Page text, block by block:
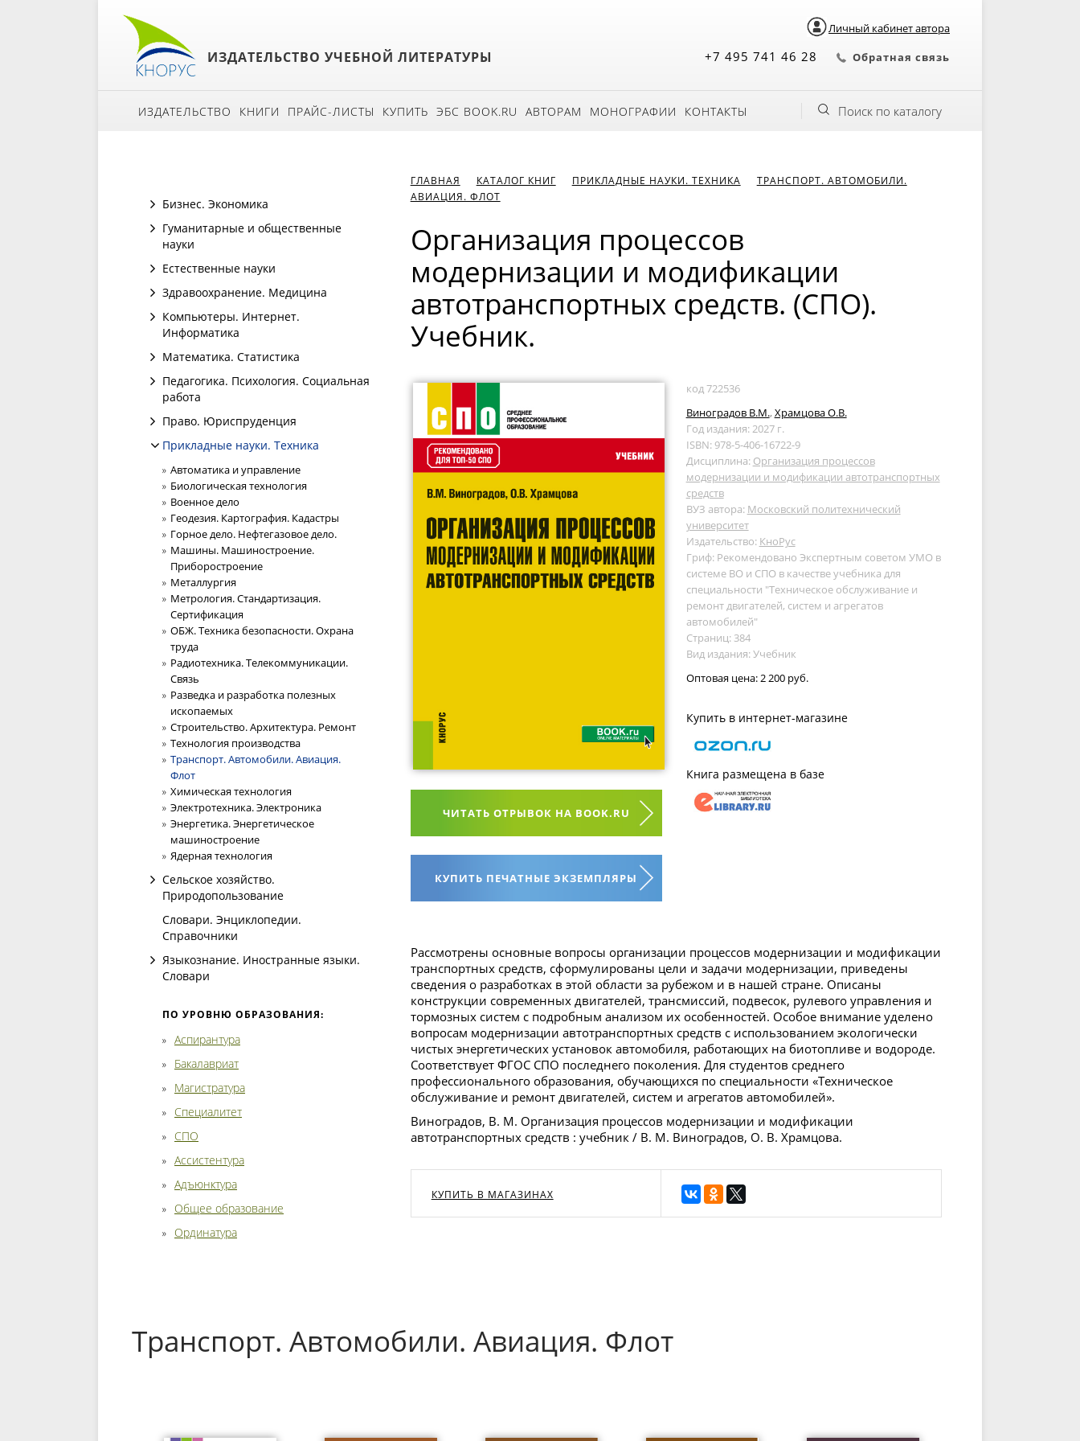
Личный кабинет автора
ИЗДАТЕЛЬСТВО УЧЕБНОЙ ЛИТЕРАТУРЫ +7 495 741 46 28 Обратная связь
ИЗДАТЕЛЬСТВО КНИГИ ПРАЙС-ЛИСТЫ КУПИТЬ ЭБС BOOK.RU АВТОРАМ МОНОГРАФИИ КОНТАКТЫ Поиск по каталогу
Бизнес. Экономика
Гуманитарные и общественные
науки
Естественные науки
Здравоохранение. Медицина
Компьютеры. Интернет.
Информатика
Математика. Статистика
Педагогика. Психология. Социальная
работа
Право. Юриспруденция
Прикладные науки. Техника
Автоматика и управление
Биологическая технология
Военное дело
Геодезия. Картография. Кадастры
Горное дело. Нефтегазовое дело.
Машины. Машиностроение.
Приборостроение
Металлургия
Метрология. Стандартизация.
Сертификация
ОБЖ. Техника безопасности. Охрана
труда
Радиотехника. Телекоммуникации.
Связь
Разведка и разработка полезных
ископаемых
Строительство. Архитектура. Ремонт
Технология производства
Транспорт. Автомобили. Авиация.
Флот
Химическая технология
Электротехника. Электроника
Энергетика. Энергетическое
машиностроение
Ядерная технология
Сельское хозяйство.
Природопользование
Словари. Энциклопедии.
Справочники
Языкознание. Иностранные языки.
Словари
ПО УРОВНЮ ОБРАЗОВАНИЯ:
Аспирантура
Бакалавриат
Магистратура
Специалитет
СПО
Ассистентура
Адъюнктура
Общее образование
Ординатура
ГЛАВНАЯ КАТАЛОГ КНИГ ПРИКЛАДНЫЕ НАУКИ. ТЕХНИКА
ТРАНСПОРТ. АВТОМОБИЛИ.
АВИАЦИЯ. ФЛОТ
Организация процессов
модернизации и модификации
автотранспортных средств. (СПО).
Учебник.
ЧИТАТЬ ОТРЫВОК НА BOOK.RU
КУПИТЬ ПЕЧАТНЫЕ ЭКЗЕМПЛЯРЫ
код 722536
Виноградов В.М., Храмцова О.В.
Год издания: 2027 г.
ISBN: 978-5-406-16722-9
Дисциплина: Организация процессов
модернизации и модификации автотранспортных
средств
ВУЗ автора: Московский политехнический
университет
Издательство: КноРус
Гриф: Рекомендовано Экспертным советом УМО в
системе ВО и СПО в качестве учебника для
специальности "Техническое обслуживание и
ремонт двигателей, систем и агрегатов
автомобилей"
Страниц: 384
Вид издания: Учебник
Оптовая цена:2 200 руб.
Купить в интернет-магазине
Книга размещена в базе
Рассмотрены основные вопросы организации процессов модернизации и модификации
транспортных средств, сформулированы цели и задачи модернизации, приведены
сведения о разработках в этой области за рубежом и в нашей стране. Описаны
конструкции современных двигателей, трансмиссий, подвесок, рулевого управления и
тормозных систем с подробным анализом их особенностей. Особое внимание уделено
вопросам модернизации автотранспортных средств с использованием экологически
чистых энергетических установок автомобиля, работающих на биотопливе и водороде.
Соответствует ФГОС СПО последнего поколения. Для студентов среднего
профессионального образования, обучающихся по специальности «Техническое
обслуживание и ремонт двигателей, систем и агрегатов автомобилей».
Виноградов, В. М. Организация процессов модернизации и модификации
автотранспортных средств : учебник / В. М. Виноградов, О. В. Храмцова.
КУПИТЬ В МАГАЗИНАХ
Транспорт. Автомобили. Авиация. Флот